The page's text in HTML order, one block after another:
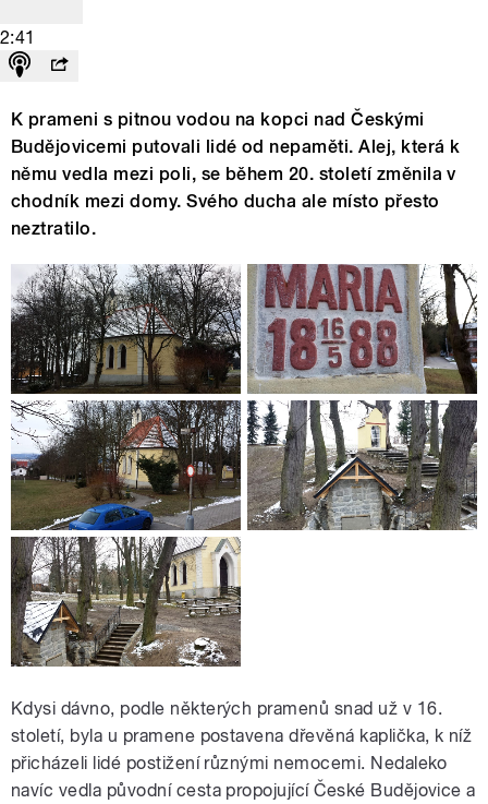
2:41
K prameni s pitnou vodou na kopci nad Českými
Budějovicemi putovali lidé od nepaměti. Alej, která k
němu vedla mezi poli, se během 20. století změnila v
chodník mezi domy. Svého ducha ale místo přesto
neztratilo.
Kdysi dávno, podle některých pramenů snad už v 16.
století, byla u pramene postavena dřevěná kaplička, k níž
přicházeli lidé postižení různými nemocemi. Nedaleko
navíc vedla původní cesta propojující České Budějovice a